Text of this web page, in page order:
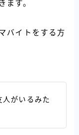
ます。
バイトをする方
人がいるみた